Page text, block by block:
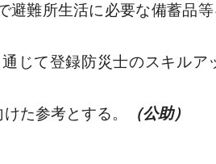
難所生活に必要な備蓄品等
て登録防災士のスキルア
た参考とする。
（公助）